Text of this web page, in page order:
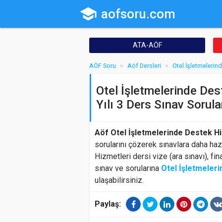
school aofsoru.com
ATA-AÖF
AÖF Soru Aöf Dersleri Otel
Otel İşletmelerinde
Yılı 3 Ders Sınav
Aöf Otel İşletmelerinde Destek
sorularını çözerek sınavlara daha
Hizmetleri dersi vize (ara sınavı),
sınav ve sorularına Otel
ulaşabilirsiniz.
Paylaş: